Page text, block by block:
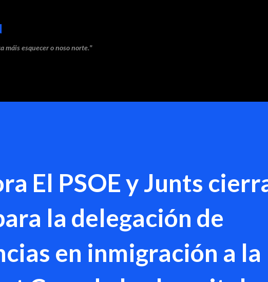
máis esquecer o noso norte."
El PSOE y Junts
la delegación de
en inmigración a la